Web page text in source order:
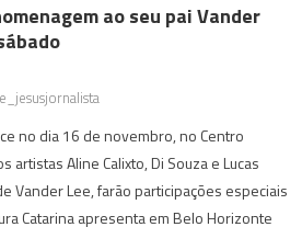
ao seu pai Vander
no dia 16 de novembro, no Centro
artistas Aline Calixto, Di Souza e Lucas
Vander Lee, farão participações especiais
Catarina apresenta em Belo Horizonte